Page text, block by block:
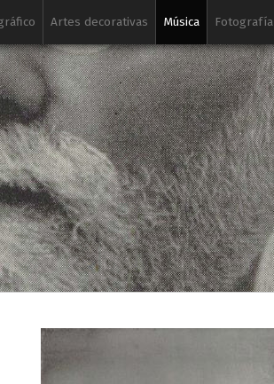
Artes decorativas Música Fotografía